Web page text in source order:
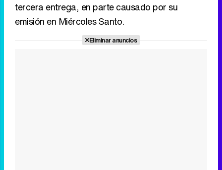
tercera entrega, en parte causado por su
emisión en Miércoles Santo.
Eliminar anuncios